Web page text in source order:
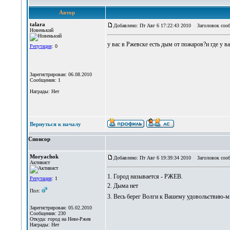
Автор
talara
Новенький
Репутация: 0
Зарегистрирован: 06.08.2010
Сообщения: 1
Награды: Нет
Добавлено: Пт Авг 6 17:22:43 2010 Заголовок
у вас в Ржевске есть дым от пожаров?и где у
Вернуться к началу
Спонсор
Moryachok
Активист
Репутация: 1
Пол:
Зарегистрирован: 05.02.2010
Сообщения: 230
Откуда: город на Неве-Ржев
Награды: Нет
Добавлено: Пт Авг 6 19:39:34 2010 Заголовок
1. Город называется - РЖЕВ.
2. Дыма нет
3. Весь берег Волги к Вашему удовольствию-